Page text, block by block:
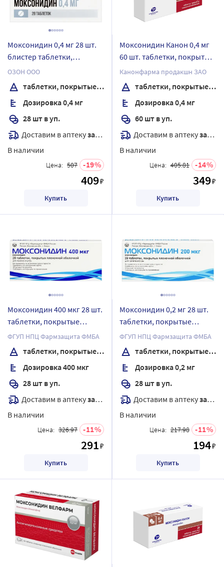
Моксонидин 0,4 мг 28 шт.
блистер таблетки,
покрытые пленочной
оболочкой
ОЗОН ООО
таблетки, покрытые пленочной оболочкой
Дозировка 0,4 мг
28 шт в уп.
Доставим в аптекузавтра
В наличии
Цена: 507 19
409₽
Купить
Моксонидин Канон 0,4 мг
60 шт. таблетки, покрытые
пленочной оболочкой
Канонфарма продакшн ЗАО
таблетки, покрытые пленочной оболочкой
Дозировка 0,4 мг
60 шт в уп.
Доставим в аптекузавтра
В наличии
Цена: 405.81 14
349₽
Купить
Моксонидин 400 мкг 28 шт.
таблетки, покрытые
пленочной оболочкой
ФГУП НПЦ Фармзащита ФМБА
таблетки, покрытые пленочной оболочкой
Дозировка 400 мкг
28 шт в уп.
Доставим в аптекузавтра
В наличии
Цена: 326.97 11
291₽
Купить
Моксонидин 0,2 мг 28 шт.
таблетки, покрытые
пленочной оболочкой
ФГУП НПЦ Фармзащита ФМБА
таблетки, покрытые пленочной оболочкой
Дозировка 0,2 мг
28 шт в уп.
Доставим в аптекузавтра
В наличии
Цена: 217.98 11
194₽
Купить